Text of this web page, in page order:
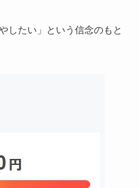
したい」という信念のもと